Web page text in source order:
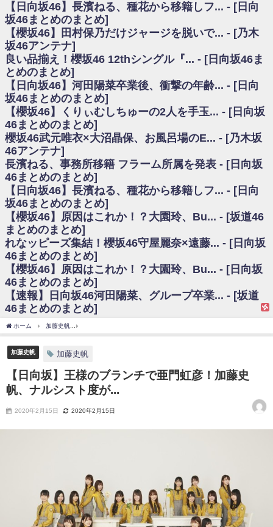
欅坂/日向坂46まとめのまとめ / 【櫻坂46】田村保乃だけジャージを脱いで
いた理由
日向坂46まとめのまとめ / 【日向坂46】若林さん「笑えないぐらい師匠だ
から」佐々木久美と卒業後初の共演の様子がこちら！【激レアさん】
日向坂46まとめのまとめ / 【元日向坂46】情報解禁前で言えない！？丹生
ちゃん、メンバーと会った模様
乃木坂欅坂まとめのまとめ / 【日向坂46】この月、何かあるのか！？『お
願いバッハ！』ミーグリ日程がこちら
欅坂/日向坂46まとめのまとめ / 【櫻坂46】ミーグリで喧嘩！？山下瞳月、
これはマジギレしてる
乃木坂46アンテナ / 【櫻坂46】ハリソン守屋「ゆーづのせいです」【ラヴ
ィット!】
乃木坂あんてな ～乃木坂46・欅坂46・日向坂46のニュース・情報・話題
をピックアップ / 良い品揃え！櫻坂46 12thシングル『Make or Break』オフィ
シャルグッズ絶賛販売受付中
日向坂46まとめのまとめ / 【日向坂46】この月、何かあるのか！？『お願
いバッハ！』ミーグリ日程がこちら
日向坂46まとめのまとめ / 【元日向坂46】この卒業生、めちゃくちゃテレ
ビで見かけるな
欅坂/日向坂46まとめのまとめ / 【櫻坂46】リアルミーグリであの販売も！
『Make or Break』オフィシャルグッズ解禁
乃木坂46アンテナ / 【櫻坂46】ミーグリで喧嘩！？山下瞳月、これはマジ
ギレしてる
乃木坂あんてな ～乃木坂46・欅坂46・日向坂46のニュース・情報・話題
をピックアップ / れなッピーズ集結！櫻坂46守屋麗奈×遠藤理子、8/6「ラヴィ
ット！」水曜スタジオ出演決定
日向坂46まとめのまとめ / 【日向坂46】富田鈴花、次の事務所が決まって
そう！？
日向坂46まとめのまとめ / 【日向坂46】富田鈴花、次の事務所が決まって
そう！？
ハ！』ミーグリ日程がこちら
をピックアップ / 日向坂46卒業後初共演！佐々木久美さん、師匠オードリー若
林さんと再会した結果･･･【激レアさんを連れてきた。】
欅坂46/日向坂46まとめのまとめ / 『anan』の表紙の櫻坂46さん、多様性
の時代だと話題に
日向坂46まとめのまとめ / 【朗報】増田三莉音さんの生足
日向坂46まとめのまとめ / 【日向坂46】富田鈴花1st写真集の先行カット、
日向坂46まとめのまとめ / 【日向坂46】五期生着ぐるみ生写真も！ 富田鈴
花考案グッズ＆生写真5種が公開される
日向坂46まとめのまとめ / これから彼氏と行為する直前の賀喜遥香、やば
【日向坂46】長濱ねる、種花から移籍しフ... - [日向
坂46まとめのまとめ]
【櫻坂46】田村保乃だけジャージを脱いで... - [乃木
坂46アンテナ]
良い品揃え！櫻坂46 12thシングル『... - [日向坂46ま
とめのまとめ]
【日向坂46】河田陽菜卒業後、衝撃の年齢... - [日向
坂46まとめのまとめ]
【櫻坂46】くりぃむしちゅーの2人を手玉... - [日向坂
46まとめのまとめ]
櫻坂46武元唯衣×大沼晶保、お風呂場のE... - [乃木坂
46アンテナ]
長濱ねる、事務所移籍 フラーム所属を発表 - [日向坂
46まとめのまとめ]
【日向坂46】長濱ねる、種花から移籍しフ... - [日向
坂46まとめのまとめ]
【櫻坂46】原因はこれか！？大園玲、Bu... - [坂道46
まとめのまとめ]
れなッピーズ集結！櫻坂46守屋麗奈×遠藤... - [日向坂
46まとめのまとめ]
【櫻坂46】原因はこれか！？大園玲、Bu... - [日向坂
46まとめのまとめ]
【速報】日向坂46河田陽菜、グループ卒業... - [坂道
46まとめのまとめ]
ホーム 加藤史帆
加藤史帆 加藤史帆
【日向坂】王様のブランチで亜門虹彦！加藤史
帆、ナルシスト度が...
2020年2月15日 2020年2月15日